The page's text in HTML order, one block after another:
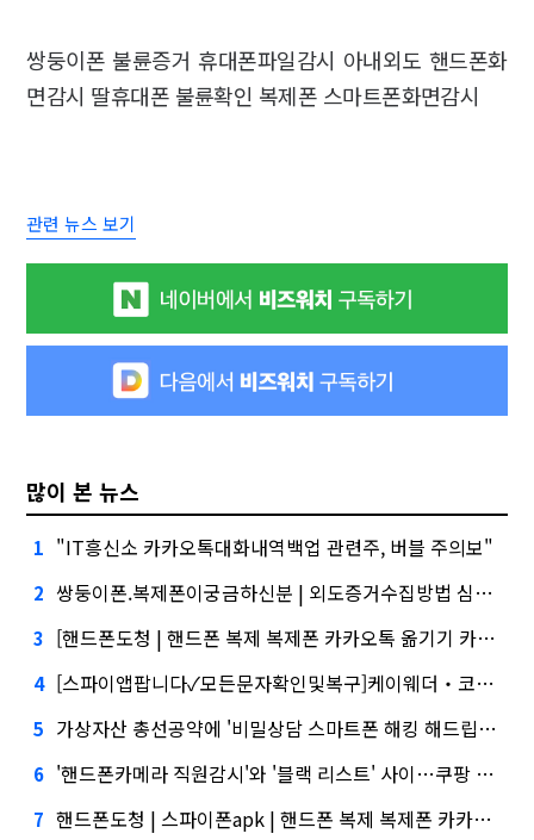
쌍둥이폰 불륜증거 휴대폰파일감시 아내외도 핸드폰화
면감시 딸휴대폰 불륜확인 복제폰 스마트폰화면감시
관련 뉴스 보기
많이 본 뉴스
1 "IT흥신소 카카오톡대화내역백업 관련주, 버블 주의보"
2 쌍둥이폰.복제폰이궁금하신분 | 외도증거수집방법 심화…무엇이 갈랐나
3 [핸드폰도청 | 핸드폰 복제 복제폰 카카오톡 옮기기 카카오톡 사진 백업 카카오톡 백업 복구 | 자동녹취 스파이앱핸드폰도청어플 | 아는와이프3화 | 카카오톡해킹]건설사-금융사 간 'PF 매칭 플랫폼' 생긴다
4 [스파이앱팝니다✓모든문자확인및복구]케이웨더‧코셈‧이에이트 상장…'슈퍼위크' 열기 이어갈까
5 가상자산 총선공약에 '비밀상담 스마트폰 해킹 해드립니다. 배우자핸드폰도청' 담기나
6 '핸드폰카메라 직원감시'와 '블랙 리스트' 사이…쿠팡 둘러싼 논란
7 핸드폰도청 | 스파이폰apk | 핸드폰 복제 복제폰 카카오톡 옮기기 카카오톡 사진 백업 카카오톡 백업 복구, '마이크로바이옴' 신약개발 나선 이유